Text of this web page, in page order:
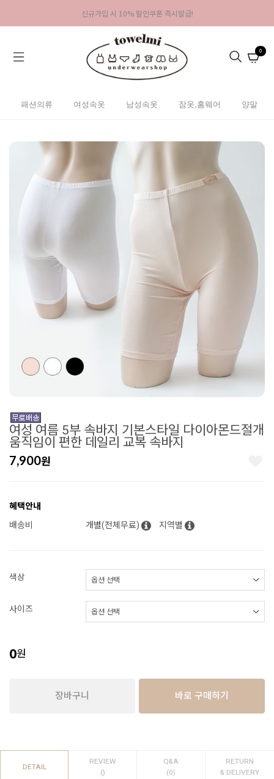
신규가입 시 10% 할인쿠폰 즉시발급!
0
패션의류 여성속옷 남성속옷 잠옷,홈웨어 양말
여성 여름 5부 속바지 기본스타일 다이아몬드절개
움직임이 편한 데일리 교복 속바지
7,900원
혜택안내
배송비
개별(전체무료) 지역별
색상
사이즈
0원
장바구니 바로 구매하기
DETAIL
REVIEW
()
Q&A
(0)
RETURN
& DELIVERY